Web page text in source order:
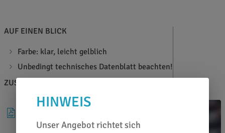
AUF EINEN BLICK
Farbe: klar, leicht gelblich
Unbedingt technisches Datenblatt beachten!
ZUSATZINFOS
TECHNISCHES
DATENBLATT
HINWEIS
Unser Angebot richtet sich